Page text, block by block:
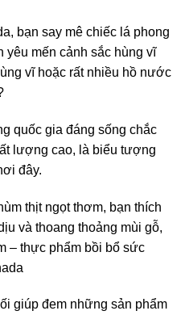
bạn say mê chiếc lá phong
yêu mến cảnh sắc hùng vĩ
vĩ hoặc rất nhiều hồ nước
quốc gia đáng sống chắc
lượng cao, là biểu tượng
đây.
thịt ngọt thơm, bạn thích
và thoang thoảng mùi gỗ,
– thực phẩm bồi bổ sức
giúp đem những sản phẩm